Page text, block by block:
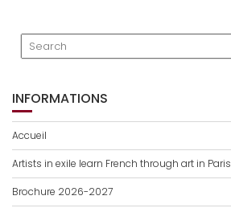
INFORMATIONS
Accueil
Artists in exile learn French through art in Paris
Brochure 2026-2027